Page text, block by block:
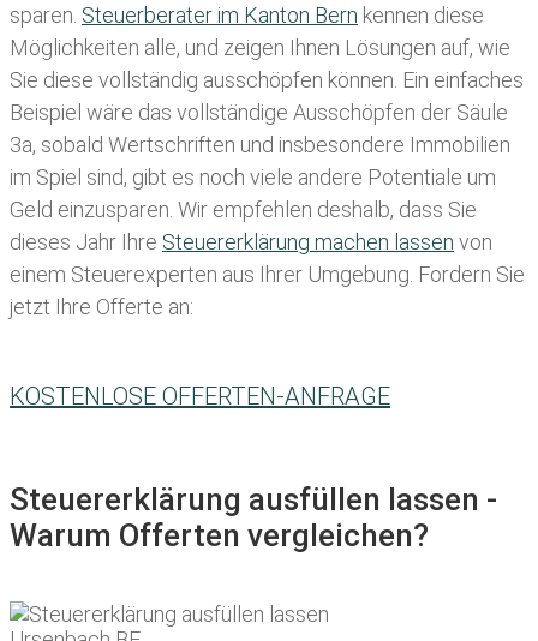
sparen. Steuerberater im K anton Bern kennen diese
Möglichkeiten alle, und zeigen Ihnen Lösungen auf, wie
Sie diese vollständig ausschöpfen können. Ein einfaches
Beispiel wäre das vollständige Ausschöpfen der Säule
3a, sobald Wertschriften und insbesondere Immobilien
im Spiel sind, gibt es noch viele andere Potentiale um
Geld einzusparen. Wir empfehlen deshalb, dass Sie
dieses Jahr Ihre Steuererklärung machen lassen von
einem Steuerexperten aus Ihrer Umgebung. Fordern Sie
jetzt Ihre Offerte an:
KOSTENLOSE OFFERTEN-ANFRAGE
Steuererklärung ausfüllen lassen -
Warum Offerten vergleichen?